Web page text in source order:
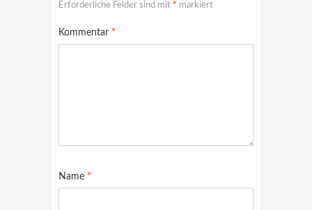
Erforderliche Felder sind mit * markiert
Kommentar *
Name *